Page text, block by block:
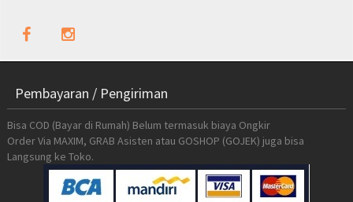
Pembayaran / Pengiriman
Bisa COD (Bayar di Rumah) Belum termasuk biaya Ongkir
Order Via MAXIM, GRAB Asisten atau GOSHOP (GOJEK) juga bisa
Langsung ke Toko.